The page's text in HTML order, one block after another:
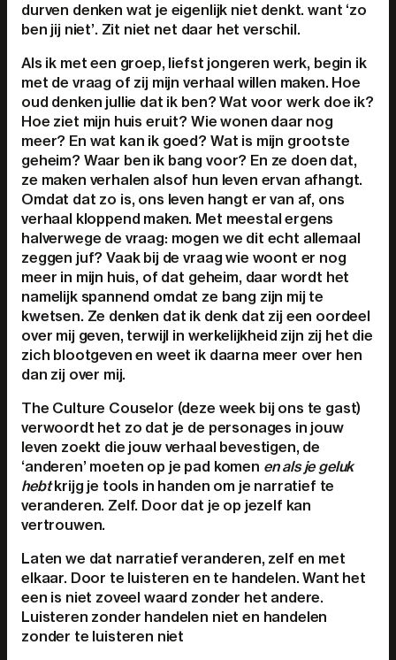
durven denken wat je eigenlijk niet denkt. want ‘zo
ben jij niet’. Zit niet net daar het verschil.
Als ik met een groep, liefst jongeren werk, begin ik
met de vraag of zij mijn verhaal willen maken. Hoe
oud denken jullie dat ik ben? Wat voor werk doe ik?
Hoe ziet mijn huis eruit? Wie wonen daar nog
meer? En wat kan ik goed? Wat is mijn grootste
geheim? Waar ben ik bang voor? En ze doen dat,
ze maken verhalen alsof hun leven ervan afhangt.
Omdat dat zo is, ons leven hangt er van af, ons
verhaal kloppend maken. Met meestal ergens
halverwege de vraag: mogen we dit echt allemaal
zeggen juf? Vaak bij de vraag wie woont er nog
meer in mijn huis, of dat geheim, daar wordt het
namelijk spannend omdat ze bang zijn mij te
kwetsen. Ze denken dat ik denk dat zij een oordeel
over mij geven, terwijl in werkelijkheid zijn zij het die
zich blootgeven en weet ik daarna meer over hen
dan zij over mij.
The Culture Couselor (deze week bij ons te gast)
verwoordt het zo dat je de personages in jouw
leven zoekt die jouw verhaal bevestigen, de
‘anderen’ moeten op je pad komen en als je geluk
hebtkrijg je tools in handen om je narratief te
veranderen. Zelf. Door dat je op jezelf kan
vertrouwen.
Laten we dat narratief veranderen, zelf en met
elkaar. Door te luisteren en te handelen. Want het
een is niet zoveel waard zonder het andere.
Luisteren zonder handelen niet en handelen
zonder te luisteren niet